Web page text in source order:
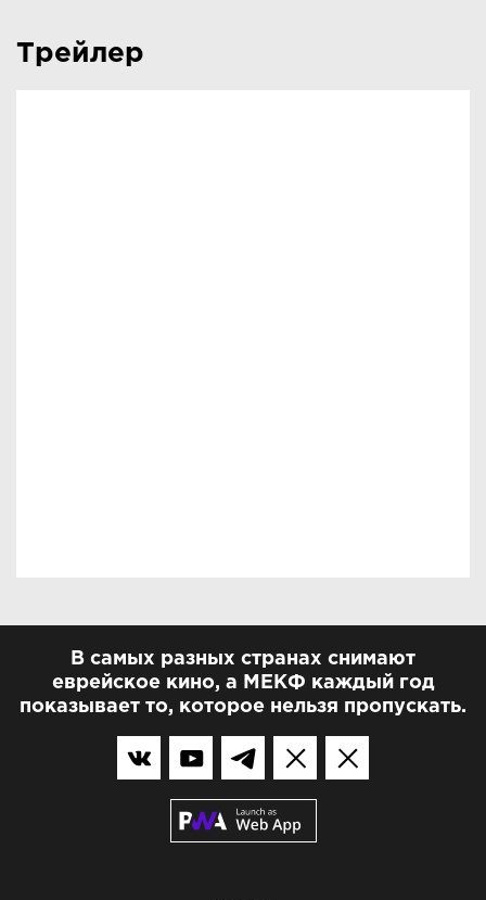
Трейлер
В самых разных странах снимают
еврейское кино, а МЕКФ каждый год
показывает то, которое нельзя пропускать.